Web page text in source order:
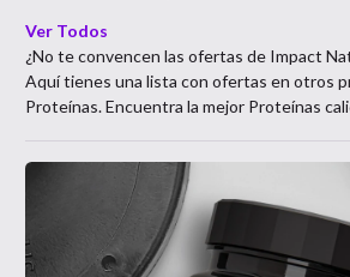
Ver Todos
¿No te convencen las ofertas de Impact
Aquí tienes una lista con ofertas en otros
Proteínas. Encuentra la mejor Proteínas